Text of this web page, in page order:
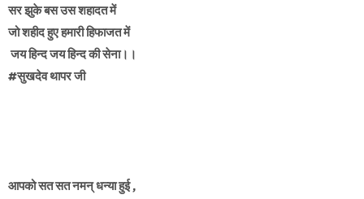
सर झुके बस उस शहादत में
जो शहीद हुए हमारी हिफाजत में
जय हिन्द जय हिन्द की सेना।।
#सुखदेव थापर जी
आपको सत सत नमन् धन्या हुई ,